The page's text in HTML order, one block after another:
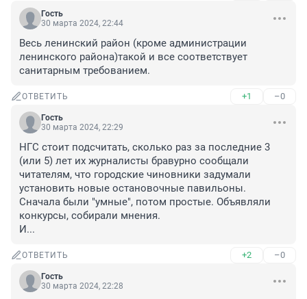
Гость
30 марта 2024, 22:44
Весь ленинский район (кроме администрации
ленинского района)такой и все соответствует
санитарным требованием.
ОТВЕТИТЬ +1 –0
Гость
30 марта 2024, 22:29
НГС стоит подсчитать, сколько раз за последние 3
(или 5) лет их журналисты бравурно сообщали
читателям, что городские чиновники задумали
установить новые остановочные павильоны.
Сначала были "умные", потом простые. Объявляли
конкурсы, собирали мнения.
И...
ОТВЕТИТЬ +2 –0
Гость
30 марта 2024, 22:28